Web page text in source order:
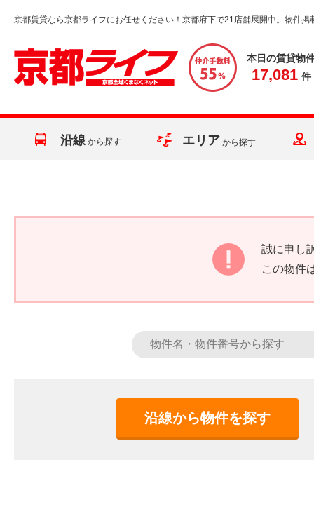
京都賃貸なら京都ライフにお任せください！京都府下で21店舗展開中。物件掲
本日の賃貸物
17,081 件
沿線 から探す エリア から探す
誠に申し
この物件
沿線から物件を探す